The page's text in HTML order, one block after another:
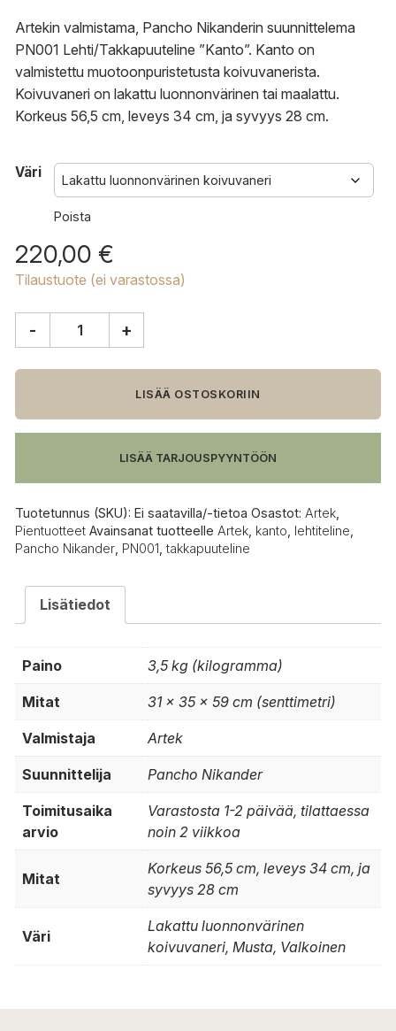
Artekin valmistama, Pancho Nikanderin suunnittelema
PN001 Lehti/Takkapuuteline ”Kanto”. Kanto on
valmistettu muotoonpuristetusta koivuvanerista.
Koivuvaneri on lakattu luonnonvärinen tai maalattu.
Korkeus 56,5 cm, leveys 34 cm, ja syvyys 28 cm.
Väri
Poista
220,00 €
Tilaustuote (ei varastossa)
Kanto
- +
LISÄÄ OSTOSKORIIN
LISÄÄ TARJOUSPYYNTÖÖN
Tuotetunnus (SKU): Ei saatavilla/-tietoa Osastot: Artek
Pientuotteet Avainsanat tuotteelle Artek kanto lehtiteline
Pancho Nikander PN001 ,takkapuuteline
Lisätiedot
Paino 3,5 kg (kilogramma)
Mitat 31 × 35 × 59 cm (senttimetri)
Valmistaja Artek
Suunnittelija Pancho Nikander
Toimitusaika
arvio
Varastosta 1-2 päivää, tilattaessa
noin 2 viikkoa
Mitat
Korkeus 56,5 cm, leveys 34 cm, ja
syvyys 28 cm
Väri
Lakattu luonnonvärinen
koivuvaneri, Musta, Valkoinen